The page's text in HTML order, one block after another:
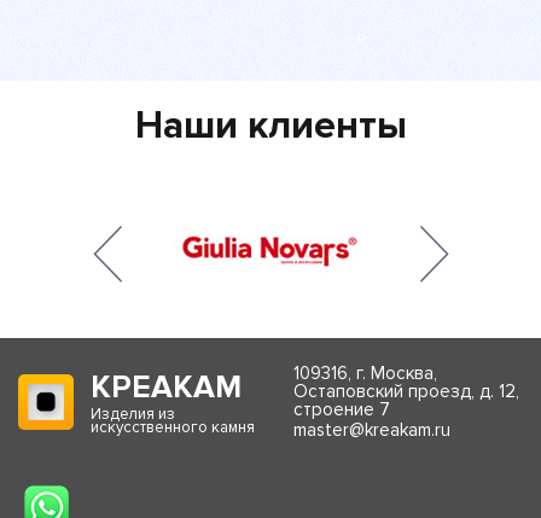
Наши клиенты
КРЕАКАМ
Изделия из
искусственного камня
109316, г. Москва,
Остаповский проезд, д. 12,
строение 7
master@kreakam.ru